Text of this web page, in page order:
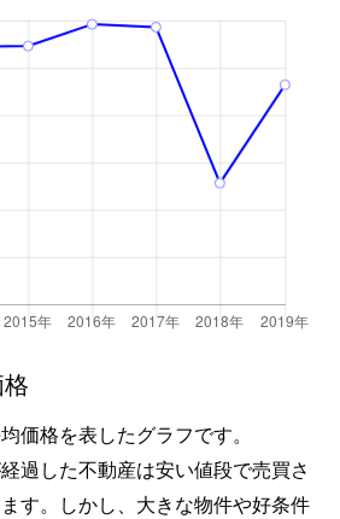
価格を表したグラフです。
過した不動産は安い値段で売買さ
す。しかし、大きな物件や好条件